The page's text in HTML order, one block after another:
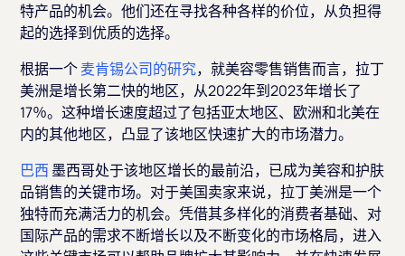
特产品的机会。他们还在寻找各种各样的价位，从负担得
起的选择到优质的选择。
根据一个麦肯锡公司的研究，就美容零售销售而言，拉丁
美洲是增长第二快的地区，从2022年到2023年增长了
17％。这种增长速度超过了包括亚太地区、欧洲和北美在
内的其他地区，凸显了该地区快速扩大的市场潜力。
巴西 墨西哥处于该地区增长的最前沿，已成为美容和护肤
品销售的关键市场。对于美国卖家来说，拉丁美洲是一个
独特而充满活力的机会。凭借其多样化的消费者基础、对
国际产品的需求不断增长以及不断变化的市场格局，进入